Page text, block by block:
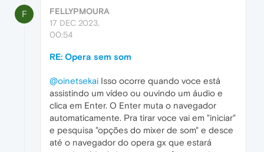
F
FELLYPMOURA
17 DEC 2023,
00:54
RE: Opera sem som
@oinetsekai Isso ocorre quando voce está
assistindo um vídeo ou ouvindo um áudio e
clica em Enter. O Enter muta o navegador
automaticamente. Pra tirar voce vai em "iniciar"
e pesquisa "opções do mixer de som" e desce
até o navegador do opera gx que estará